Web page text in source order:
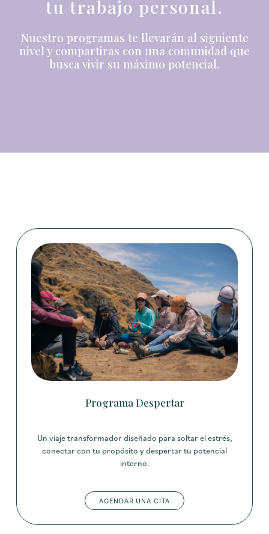
tu trabajo personal.
Nuestro programas te llevarán al siguiente
nivel y compartiras con una comunidad que
busca vivir su máximo potencial.
Programa Despertar
Un viaje transformador diseñado para soltar el estrés,
conectar con tu propósito y despertar tu potencial
interno.
AGENDAR UNA CITA